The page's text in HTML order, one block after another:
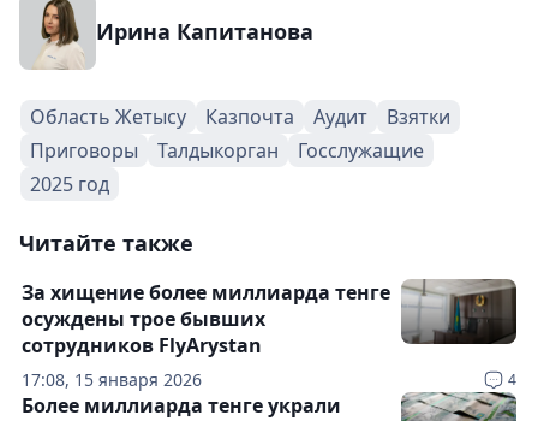
Ирина Капитанова
Область Жетысу Казпочта Аудит
Взятки
Приговоры
Талдыкорган
Госслужащие
2025 год
Читайте также
17:08, 15 января 2026 4
За хищение более миллиарда тенге
осуждены трое бывших
сотрудников FlyArystan
Более миллиарда тенге украли